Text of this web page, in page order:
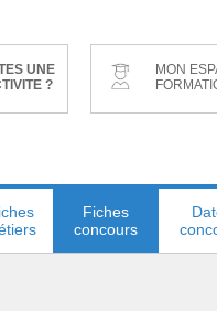
UNE
?
MON
Fiches
concours